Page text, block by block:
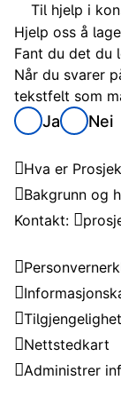
Til hjelp i
Hjelp oss å
Fant du det du
Når du svarer
tekstfelt som
Ja Nei
Hva er
Bakgrunn og
Kontakt:
Nettstedkart
Administrer